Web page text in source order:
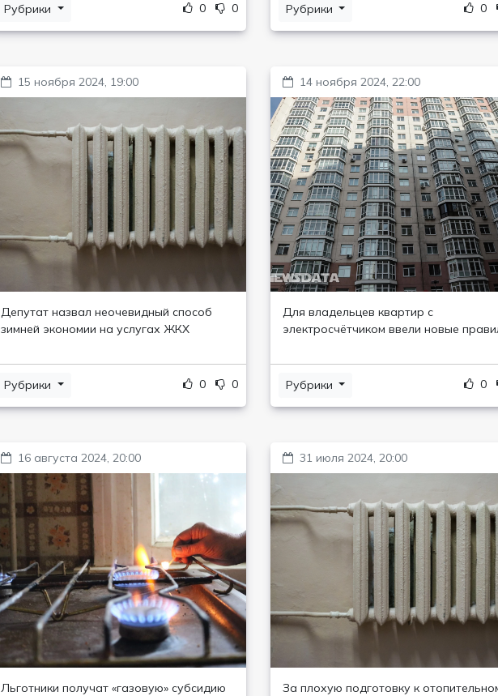
Рубрики 0 0 Рубрики 0
15 ноября 2024, 19:00
Депутат назвал неочевидный способ
зимней экономии на услугах ЖКХ
Рубрики 0 0
14 ноября 2024, 22:00
Для владельцев квартир с
электросчётчиком ввели новые
Рубрики 0
16 августа 2024, 20:00
Льготники получат «газовую» субсидию
31 июля 2024, 20:00
За плохую подготовку к